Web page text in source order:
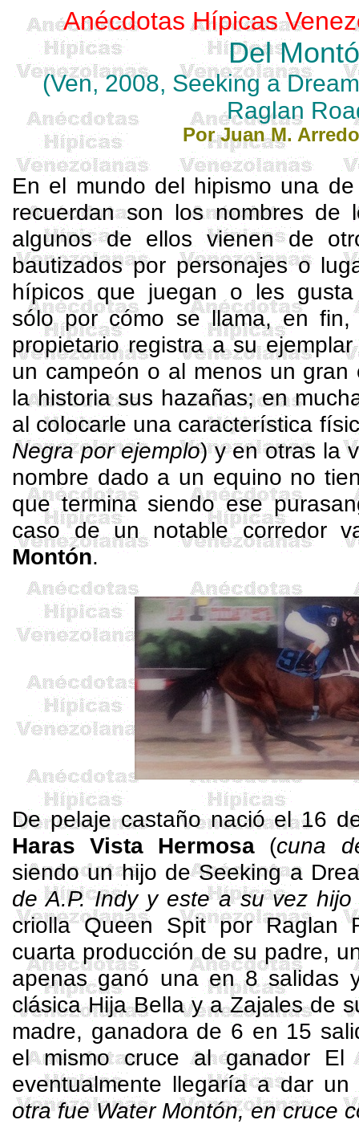
Anécdotas Hípicas
Del
(Ven, 2008, Seeking a
Raglan
Por Juan M.
En el mundo del hipismo una
recuerdan son los nombres de
algunos de ellos vienen de
bautizados por personajes o
hípicos que juegan o les gusta
sólo por cómo se llama, en
propietario registra a su
un campeón o al menos un
la historia sus hazañas; en
al colocarle una característica
Negra por ejemplo) y en otras la
nombre dado a un equino no
que termina siendo ese
caso de un notable corredor
Montón.
De pelaje castaño nació el 16
Haras Vista Hermosa (cuna
siendo un hijo deSeekinga
de A.P.Indyy este a su vez
criolla Queen Spitpor Raglan
cuarta producción de su padre,
apenas ganó una en 8 salidas
clásica Hija Bella y aZajalesde
madre, ganadora de 6 en 15
el mismo cruce al ganador El
eventualmente llegaría a dar
otra fueWaterMontón, en cruce